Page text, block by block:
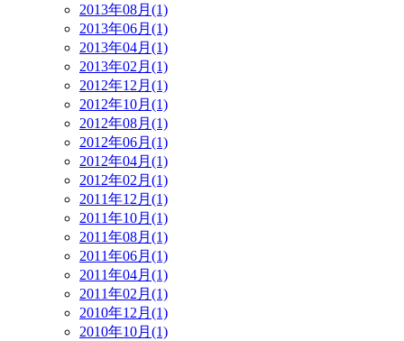
2013年08月(1)
2013年06月(1)
2013年04月(1)
2013年02月(1)
2012年12月(1)
2012年10月(1)
2012年08月(1)
2012年06月(1)
2012年04月(1)
2012年02月(1)
2011年12月(1)
2011年10月(1)
2011年08月(1)
2011年06月(1)
2011年04月(1)
2011年02月(1)
2010年12月(1)
2010年10月(1)